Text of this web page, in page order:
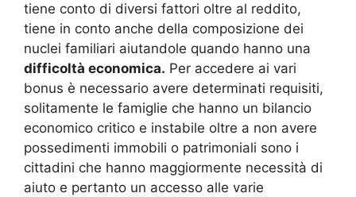
tiene conto di diversi fattori oltre al reddito,
tiene in conto anche della composizione dei
nuclei familiari aiutandole quando hanno una
difficoltà economica. Per accedere ai vari
bonus è necessario avere determinati requisiti,
solitamente le famiglie che hanno un bilancio
economico critico e instabile oltre a non avere
possedimenti immobili o patrimoniali sono i
cittadini che hanno maggiormente necessità di
aiuto e pertanto un accesso alle varie